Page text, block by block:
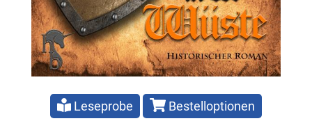
Leseprobe Bestelloptionen